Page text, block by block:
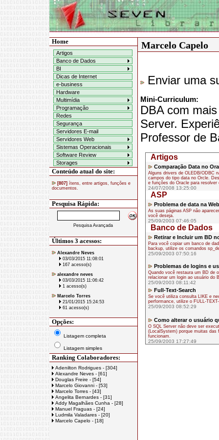
Home
Artigos
Banco de Dados
BI
Dicas de Internet
e-business
Hardware
Multimídia
Programação
Redes
Segurança
Servidores E-mail
Servidores Web
Sistemas Operacionais
Software Review
Storages
Conteúdo atual do site:
[807] ítens, entre artigos, funções e
documentos.
Pesquisa Rápida:
Pesquisa Avançada
Últimos 3 acessos:
Alexandre Neves
03/03/2015 11:08:01
167 acesso(s)
alexandre neves
03/03/2015 11:06:42
1 acesso(s)
Marcelo Torres
21/01/2015 15:24:53
61 acesso(s)
Opções:
Listagem completa
Listagem simples
Ranking Colaboradores:
Adenilton Rodrigues - [304]
Alexandre Neves - [61]
Douglas Freire - [54]
Marcelo Giovanni - [53]
Marcelo Torres - [43]
Angelita Bernardes - [31]
Addy Magalhães Cunha - [28]
Manuel Fraguas - [24]
Ludmila Valadares - [20]
Marcelo Capelo - [18]
Marcelo Capelo
Enviar uma
Mini-Curriculum:
DBA com
Server.
Professor de
Artigos
Comparação Data no
Alguns drivers de OLEDB/ODBC
campos do tipo data no Orcle.
e funções do Oracle para resolver
24/07/2008 13:25:00
ASP
Problema de data na Web
As suas páginas ASP não
você deseja.
25/09/2003 07:46:05
Banco de Dados
Retirar e Incluir um BD
Para você copiar um banco de
backup, utilize os comandos
25/09/2003 07:50:16
Problemas de logins e
Quando você restaura um BD de
relacionar um login ao usuário do
25/09/2003 08:11:42
Full-Text-Search
Se você utiliza consulta LIKE e
performance, utilize o FULL-
25/09/2003 08:52:29
Como alterar o usuário
O SQL Server não deve ser
(LocalSystem) porque muitas das
funcionam.
25/09/2003 17:27:49